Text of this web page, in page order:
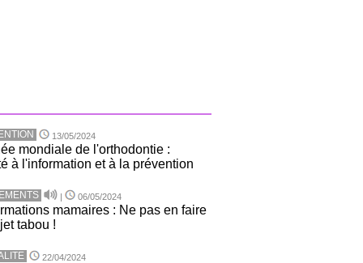
13/05/2024
mondiale de l'orthodontie :
à l'information et à la prévention
| 06/05/2024
mamaires : Ne pas en faire
tabou !
22/04/2024